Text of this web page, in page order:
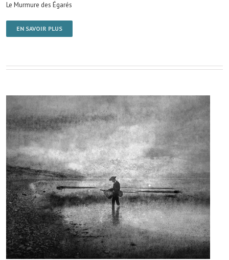
Le Murmure des Égarés
EN SAVOIR PLUS